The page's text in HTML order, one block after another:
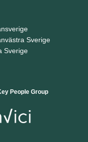
Sverige
Sverige
People Group